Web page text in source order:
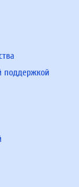
поддержкой